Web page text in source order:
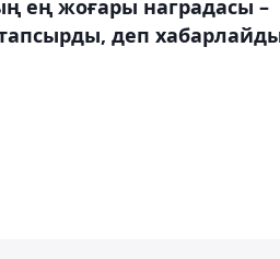
ең жоғары наградасы –
тапсырды, деп